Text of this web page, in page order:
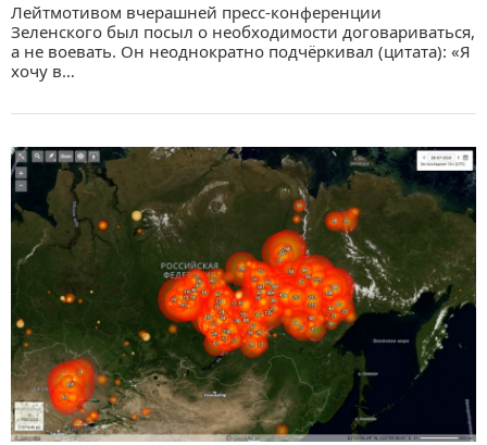
Лейтмотивом вчерашней пресс-конференции
Зеленского был посыл о необходимости договариваться,
а не воевать. Он неоднократно подчёркивал (цитата): «Я
хочу в…